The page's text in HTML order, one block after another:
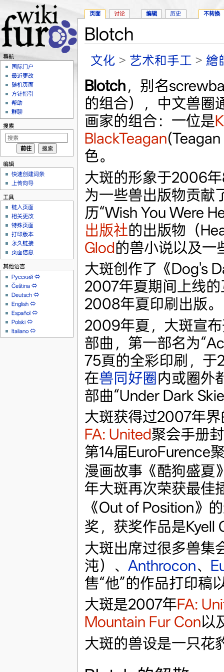
Blotch
文化 > 艺术和手工 > 繪
Blotch，别名
的组合），中文兽圈
画家的组合：一位是
BlackTeagan
色。
大斑的形象于2006
为一些兽出版物贡献
历“Wish You Were
出版社的出版物（
Glod的兽小说以及一
大斑创作了《Dog's
2007年夏期间上线
2008年夏印刷出版。
2009年夏，大斑宣
部曲，第一部名为
75頁的全彩印刷，于
在兽同好圈 内或圈外
部曲“Under Dark
大斑获得过2007年界
FA: United聚会手册
第14届EuroFurence
漫画故事《酷狗盛夏
年大斑再次荣获最佳
《Out of Position》
奖，获奖作品是Kyell
大斑出席过很多兽集
沌）、 Anthrocon、
售“他”的作品打印稿
大斑是2007年FA:
Mountain Fur Con以
大斑的兽设是一只花
页面 讨论 编辑 历史 不转换
导航
国际门户
最近更改
随机页面
方针指引
帮助
群聊
搜索
编辑
快速创建词条
上传向导
工具
链入页面
相关更改
特殊页面
打印版本
永久链接
页面信息
其他语言
Русский ⇔
Čeština ⇔
Deutsch ⇔
English ⇔
Español ⇔
Polski ⇔
Italiano ⇔